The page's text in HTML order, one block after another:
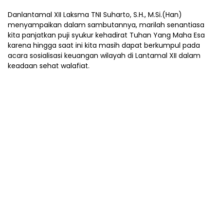
Danlantamal XII Laksma TNI Suharto, S.H., M.Si.(Han)
menyampaikan dalam sambutannya, marilah senantiasa
kita panjatkan puji syukur kehadirat Tuhan Yang Maha Esa
karena hingga saat ini kita masih dapat berkumpul pada
acara sosialisasi keuangan wilayah di Lantamal XII dalam
keadaan sehat walafiat.